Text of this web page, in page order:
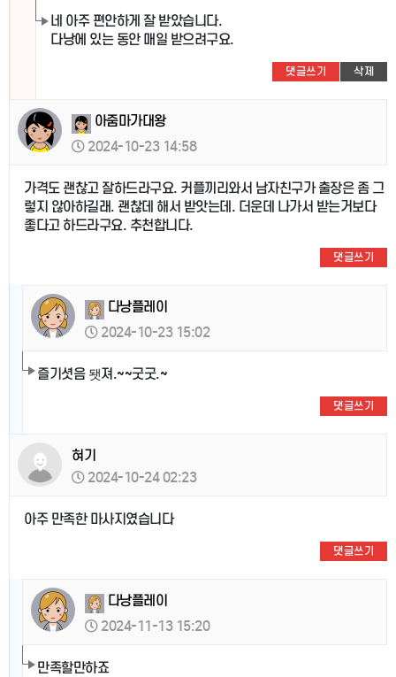
네 아주 편안하게 잘 받았습니다.
다낭에 있는 동안 매일 받으려구요.
댓글쓰기 삭제
아줌마가대왕
2024-10-23 14:58
가격도 괜찮고 잘하드라구요. 커플끼리와서 남자친구가 출장은 좀 그
렇지 않아하길래. 괜찮데 해서 받앗는데. 더운데 나가서 받는거보다
좋다고 하드라구요. 추천합니다.
댓글쓰기
다낭플레이
2024-10-23 15:02
즐기셧음 됏져.~~굿굿.~
댓글쓰기
혀기
2024-10-24 02:23
아주 만족한 마사지였습니다
댓글쓰기
다낭플레이
2024-11-13 15:20
만족할만하죠